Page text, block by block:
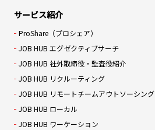
サービス紹介
ProShare（プロシェア）
JOB HUB エグゼクティブサーチ
JOB HUB 社外取締役・監査役紹介
JOB HUB リクルーティング
JOB HUB リモートチームアウトソーシング
JOB HUB ローカル
JOB HUB ワーケーション